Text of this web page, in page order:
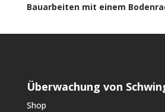
Bauarbeiten mit einem
Überwachung von
Shop